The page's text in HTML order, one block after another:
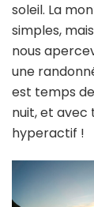
soleil. La
simples,
nous
une
est temps
nuit, et avec
hyperactif !